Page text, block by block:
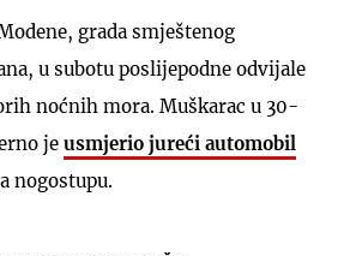
grada smještenog
u subotu poslijepodne odvijale
noćnih mora. Muškarac u 30-
je usmjerio jureći automobil
nogostupu.